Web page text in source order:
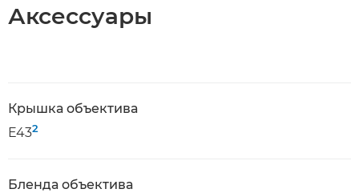
Аксессуары
Крышка объектива
E432
Бленда объектива